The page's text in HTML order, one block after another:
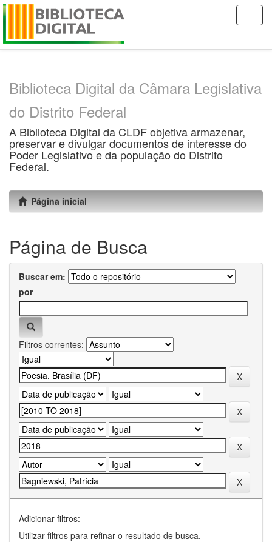
Skip
Biblioteca Digital da Câmara Legislativa
do Distrito Federal
A Biblioteca Digital da CLDF objetiva armazenar,
preservar e divulgar documentos de interesse do
Poder Legislativo e da população do Distrito
Federal.
Página inicial
Página de Busca
Buscar em:
por
Filtros correntes:
Adicionar filtros:
Utilizar filtros para refinar o resultado de busca.